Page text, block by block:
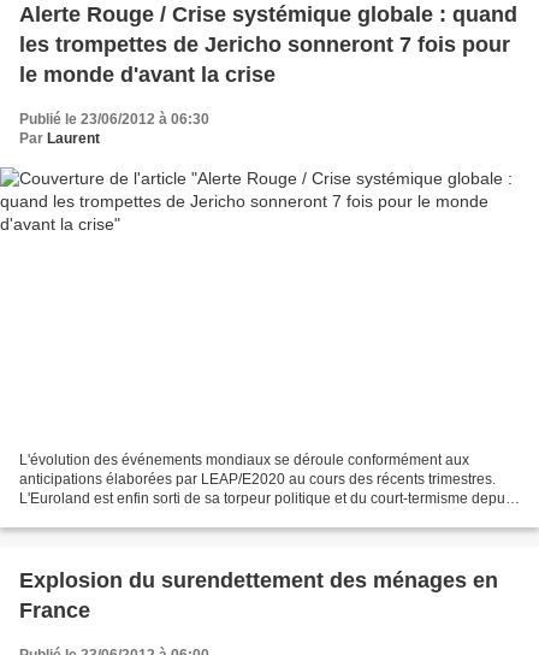
Alerte Rouge / Crise systémique globale : quand
les trompettes de Jericho sonneront 7 fois pour
le monde d'avant la crise
Publié le 23/06/2012 à 06:30
Par Laurent
L'évolution des événements mondiaux se déroule conformément aux
anticipations élaborées par LEAP/E2020 au cours des récents trimestres.
L'Euroland est enfin sorti de sa torpeur politique et du court-termisme depuis
Explosion du surendettement des ménages en
France